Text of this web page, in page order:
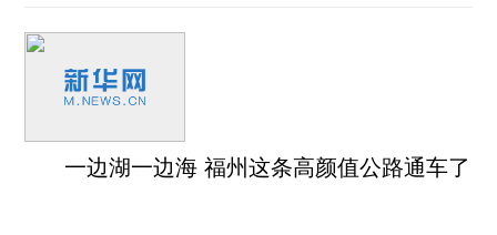
一边湖一边海 福州这条高颜值公路通车了